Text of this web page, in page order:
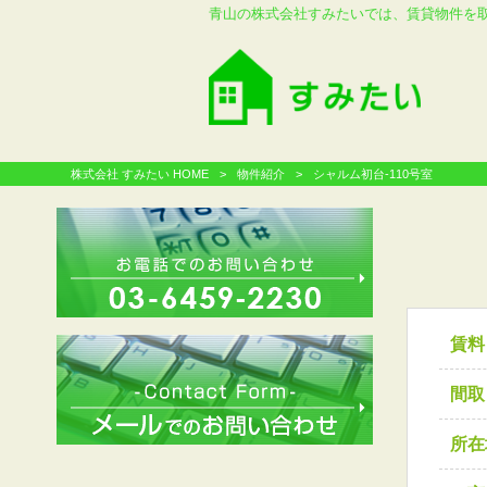
青山の株式会社すみたいでは、賃貸物件を
株式会社 すみたい HOME > 物件紹介 > シャルム初台-110号室
賃料
間
所